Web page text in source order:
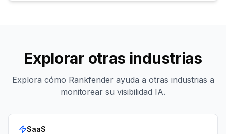
Explorar otras industrias
Explora cómo Rankfender ayuda a otras industrias a
monitorear su visibilidad IA.
SaaS